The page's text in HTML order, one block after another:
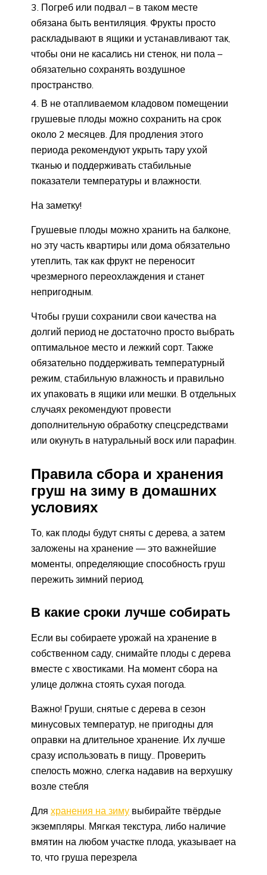
Погреб или подвал – в таком месте
обязана быть вентиляция. Фрукты просто
раскладывают в ящики и устанавливают так,
чтобы они не касались ни стенок, ни пола –
обязательно сохранять воздушное
пространство.
В не отапливаемом кладовом помещении
грушевые плоды можно сохранить на срок
около 2 месяцев. Для продления этого
периода рекомендуют укрыть тару ухой
тканью и поддерживать стабильные
показатели температуры и влажности.
На заметку!
Грушевые плоды можно хранить на балконе,
но эту часть квартиры или дома обязательно
утеплить, так как фрукт не переносит
чрезмерного переохлаждения и станет
непригодным.
Чтобы груши сохранили свои качества на
долгий период не достаточно просто выбрать
оптимальное место и лежкий сорт. Также
обязательно поддерживать температурный
режим, стабильную влажность и правильно
их упаковать в ящики или мешки. В отдельных
случаях рекомендуют провести
дополнительную обработку спецсредствами
или окунуть в натуральный воск или парафин.
Правила сбора и хранения
груш на зиму в домашних
условиях
То, как плоды будут сняты с дерева, а затем
заложены на хранение — это важнейшие
моменты, определяющие способность груш
пережить зимний период.
В какие сроки лучше собирать
Если вы собираете урожай на хранение в
собственном саду, снимайте плоды с дерева
вместе с хвостиками. На момент сбора на
улице должна стоять сухая погода.
Важно! Груши, снятые с дерева в сезон
минусовых температур, не пригодны для
оправки на длительное хранение. Их лучше
сразу использовать в пищу.. Проверить
спелость можно, слегка надавив на верхушку
возле стебля
Для хранения на зиму выбирайте твёрдые
экземпляры. Мягкая текстура, либо наличие
вмятин на любом участке плода, указывает на
то, что груша перезрела